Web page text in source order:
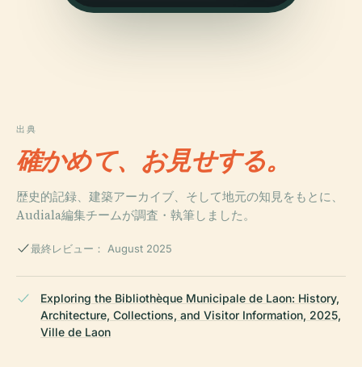
出典
確かめて、お見せする。
歴史的記録、建築アーカイブ、そして地元の知見をもとに、
Audiala編集チームが調査・執筆しました。
最終レビュー： August 2025
Exploring the Bibliothèque Municipale de Laon: History,
Architecture, Collections, and Visitor Information, 2025,
Ville de Laon